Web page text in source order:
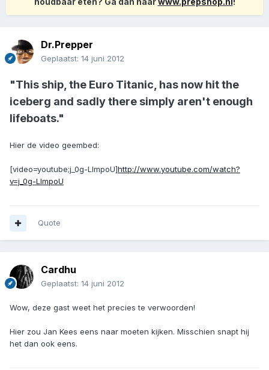
Dr.Prepper
Geplaatst: 14 juni 2012
"This ship, the Euro Titanic, has now hit the
iceberg and sadly there simply aren't enough
lifeboats."
Hier de video geembed:
[video=youtube;j_0g-LImpoU]http://www.youtube.com/watch?
v=j_0g-LImpoU
Quote
Cardhu
Geplaatst: 14 juni 2012
Wow, deze gast weet het precies te verwoorden!
Hier zou Jan Kees eens naar moeten kijken. Misschien snapt hij
het dan ook eens.